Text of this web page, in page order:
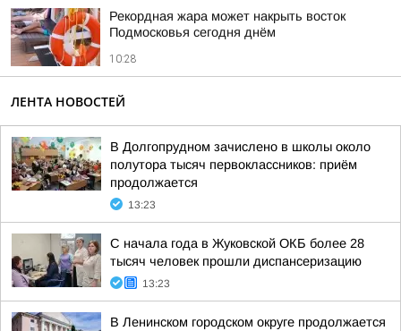
Рекордная жара может накрыть восток
Подмосковья сегодня днём
10:28
ЛЕНТА НОВОСТЕЙ
В Долгопрудном зачислено в школы около
полутора тысяч первоклассников: приём
продолжается
13:23
С начала года в Жуковской ОКБ более 28
тысяч человек прошли диспансеризацию
13:23
В Ленинском городском округе продолжается